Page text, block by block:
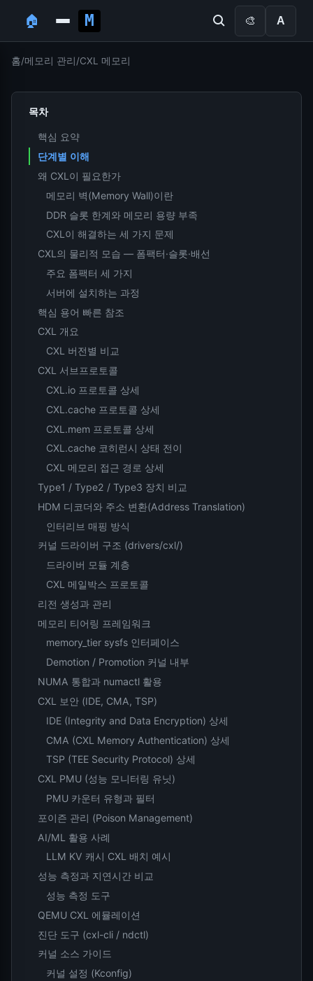
🏠 🎨 A
홈/메모리 관리/CXL 메모리
목차
핵심 요약
단계별 이해
왜 CXL이 필요한가
메모리 벽(Memory Wall)이란
DDR 슬롯 한계와 메모리 용량 부족
CXL이 해결하는 세 가지 문제
CXL의 물리적 모습 — 폼팩터·슬롯·배선
주요 폼팩터 세 가지
서버에 설치하는 과정
핵심 용어 빠른 참조
CXL 개요
CXL 버전별 비교
CXL 서브프로토콜
CXL.io 프로토콜 상세
CXL.cache 프로토콜 상세
CXL.mem 프로토콜 상세
CXL.cache 코히런시 상태 전이
CXL 메모리 접근 경로 상세
Type1 / Type2 / Type3 장치 비교
HDM 디코더와 주소 변환(Address Translation)
인터리브 매핑 방식
커널 드라이버 구조 (drivers/cxl/)
드라이버 모듈 계층
CXL 메일박스 프로토콜
리전 생성과 관리
메모리 티어링 프레임워크
memory_tier sysfs 인터페이스
Demotion / Promotion 커널 내부
NUMA 통합과 numactl 활용
CXL 보안 (IDE, CMA, TSP)
IDE (Integrity and Data Encryption) 상세
CMA (CXL Memory Authentication) 상세
TSP (TEE Security Protocol) 상세
CXL PMU (성능 모니터링 유닛)
PMU 카운터 유형과 필터
포이즌 관리 (Poison Management)
AI/ML 활용 사례
LLM KV 캐시 CXL 배치 예시
성능 측정과 지연시간 비교
성능 측정 도구
QEMU CXL 에뮬레이션
진단 도구 (cxl-cli / ndctl)
커널 소스 가이드
커널 설정 (Kconfig)